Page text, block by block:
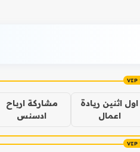
اول اثنين ريادة
اعمال
مشاركة ارباح
ادسنس